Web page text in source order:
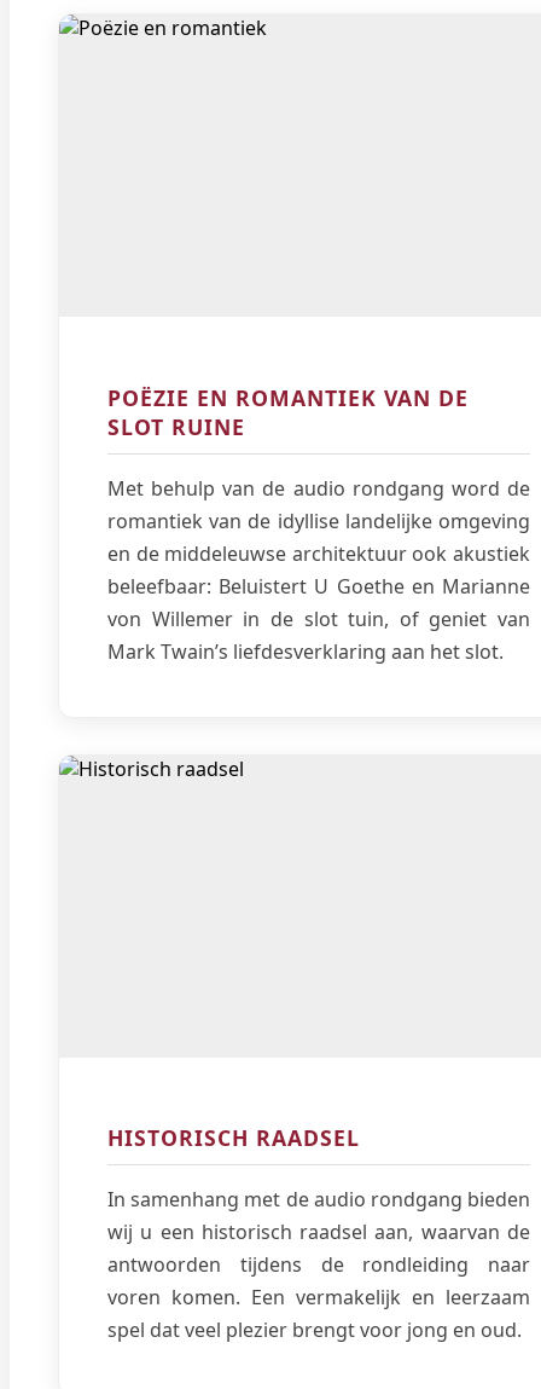
POËZIE EN ROMANTIEK VAN DE
SLOT RUINE
Met behulp van de audio rondgang word de
romantiek van de idyllise landelijke omgeving
en de middeleuwse architektuur ook akustiek
beleefbaar: Beluistert U Goethe en Marianne
von Willemer in de slot tuin, of geniet van
Mark Twain’s liefdesverklaring aan het slot.
HISTORISCH RAADSEL
In samenhang met de audio rondgang bieden
wij u een historisch raadsel aan, waarvan de
antwoorden tijdens de rondleiding naar
voren komen. Een vermakelijk en leerzaam
spel dat veel plezier brengt voor jong en oud.